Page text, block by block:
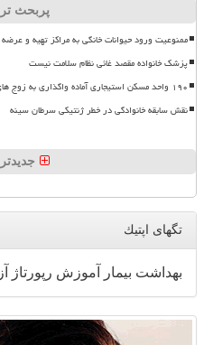
پربحث
ممنوعیت ورود حیوانات خانگی به مراکز تهیه و
پزشک خانواده مقصد غائی نظام سلامت نیست
۱۹۰ واحد مسکن استیجاری آماده واگذاری به زوج های جوان است
نقش سابقه خانوادگی در خطر ژنتیکی سرطان سینه
تگهای اپتیك
بهداشت بیمار آموزش رپورتاژ